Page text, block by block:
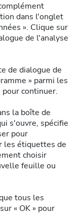
dans l'onglet
». Clique sur
de l'analyse
de dialogue de
» parmi les
pour continuer.
la boîte de
s'ouvre, spécifie
pour
les étiquettes de
choisir
feuille ou
tous les
« OK » pour